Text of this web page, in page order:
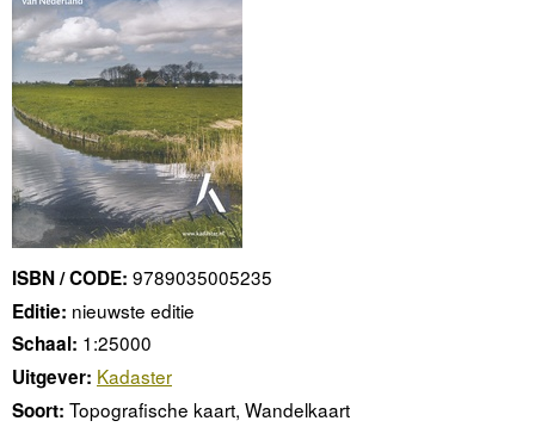
ISBN / CODE: 9789035005235
Editie: nieuwste editie
Schaal: 1:25000
Uitgever: Kadaster
Soort: Topografische kaart, Wandelkaart